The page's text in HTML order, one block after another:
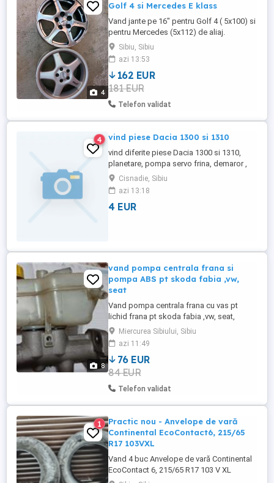
4
Golf 4 si Mercedes E klass
Vand jante pe 16" pentru Golf 4 ( 5x100) si
pentru Mercedes (5x112) de aliaj.
Sibiu, Sibiu
azi 13:53
162 EUR
181 EUR
Telefon validat
4 vind piese Dacia 1300 si 1310
vind diferite piese Dacia 1300 si 1310,
planetare, pompa servo frina, demaror ,
cutie de viteze etc.
Cisnadie, Sibiu
azi 13:18
4 EUR
8
vand pompa centrala frana si
pompa ABS pt skoda fabia ,vw,
seat
Vand pompa centrala frana cu vas pt
lichid frana pt skoda fabia ,vw, seat,
pompa noua ,vas folosit original, Ulka,
cod 6Q0611019E , pret 100 lei .Si pompa
ABS skoda fabia comby 1.4 16v, vw, seat
în garanție,cod 0265 231 715 6Q0 614 417
P . pret 300 lei. Rel la tel 0743493960.
Miercurea Sibiului, Sibiu
azi 11:49
76 EUR
84 EUR
Telefon validat
1
Practic nou - Anvelope de vară
Continental EcoContact6, 215/65
R17 103VXL
Vand 4 buc Anvelope de vară Continental
EcoContact 6, 215/65 R17 103 V XL
second-hand, dar ca noi. Productie 2025,